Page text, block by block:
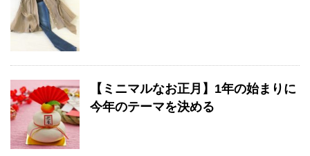
【ミニマルなお正月】1年の始まりに
今年のテーマを決める